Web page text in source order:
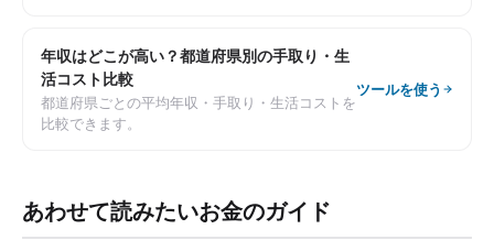
年収はどこが高い？都道府県別の手取り・生
活コスト比較
都道府県ごとの平均年収・手取り・生活コストを
比較できます。
ツールを使う
あわせて読みたいお金のガイド